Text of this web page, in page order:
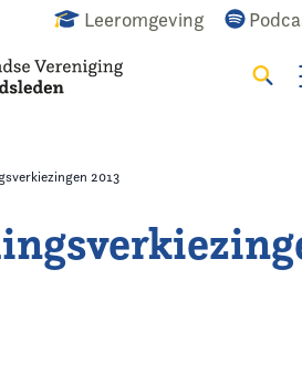
Leeromgeving
2013